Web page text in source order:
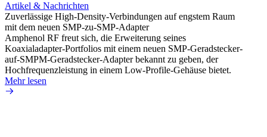
Artikel & Nachrichten
Zuverlässige High-Density-Verbindungen auf engstem Raum
mit dem neuen SMP-zu-SMP-Adapter
Amphenol RF freut sich, die Erweiterung seines
Koaxialadapter-Portfolios mit einem neuen SMP-Geradstecker-
auf-SMPM-Geradstecker-Adapter bekannt zu geben, der
Hochfrequenzleistung in einem Low-Profile-Gehäuse bietet.
Mehr lesen